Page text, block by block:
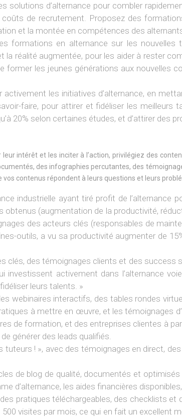
solutions d’alternance pour combler
de recrutement. Proposez des
et la montée en compétences des
formations en alternance sur les nouvelles
réalité augmentée, pour les aider à rester
former les jeunes générations aux nouvelles
activement les initiatives d’alternance, en
faire, pour attirer et fidéliser les meilleurs
20% selon certaines études, et d’attirer des
intérêt et les inciter à l’action, privilégiez des
des infographies percutantes, des
contenus répondent à leurs questions et leurs
industrielle ayant tiré profit de l’alternance
(augmentation de la productivité,
des acteurs clés (responsables de
outils, a vu sa productivité augmenter de
clés, des témoignages clients et des success
investissent activement dans l’alternance
leurs talents. »
webinaires interactifs, des tables rondes
à mettre en œuvre, et les témoignages
de formation, et des entreprises clientes à
générer des leads qualifiés.
tuteurs ! », avec des témoignages en direct,
de blog de qualité, documentés et
d’alternance, les aides financières
pratiques téléchargeables, des checklists
visites par mois, ce qui en fait un excellent